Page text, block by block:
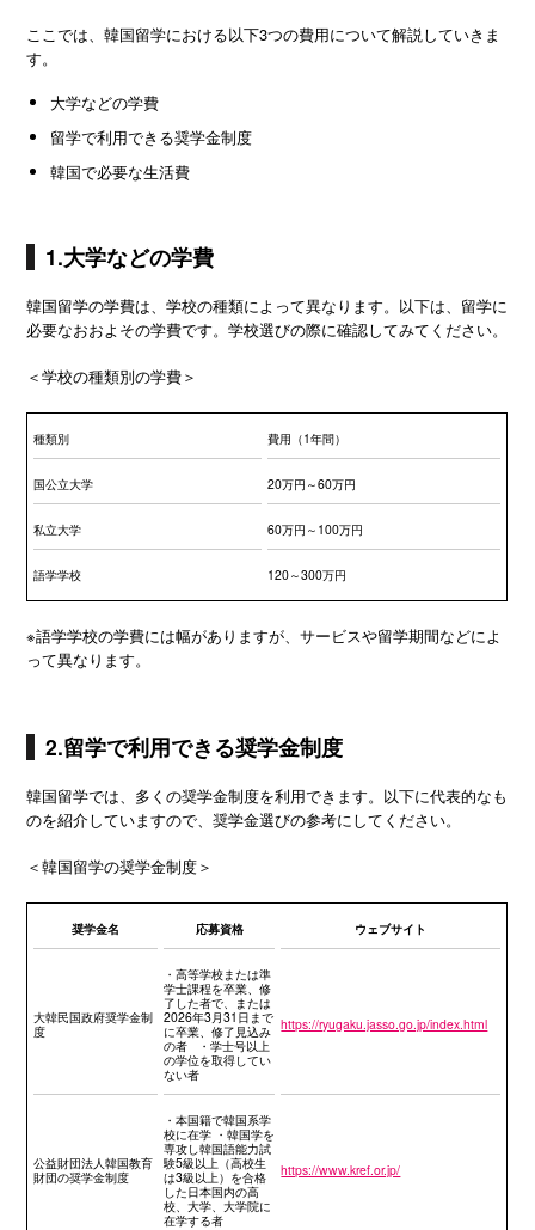
ここでは、韓国留学における以下3つの費用について解説していきま
す。
大学などの学費
留学で利用できる奨学金制度
韓国で必要な生活費
1.大学などの学費
韓国留学の学費は、学校の種類によって異なります。以下は、留学に
必要なおおよその学費です。学校選びの際に確認してみてください。
＜学校の種類別の学費＞
種類別 費用（1年間）
国公立大学 20万円～60万円
私立大学 60万円～100万円
語学学校 120～300万円
※語学学校の学費には幅がありますが、サービスや留学期間などによ
って異なります。
2.留学で利用できる奨学金制度
韓国留学では、多くの奨学金制度を利用できます。以下に代表的なも
のを紹介していますので、奨学金選びの参考にしてください。
＜韓国留学の奨学金制度＞
奨学金名 応募資格 ウェブサイト
大韓民国政府奨学金制
度
・高等学校または準
学士課程を卒業、修
了した者で、または
2026年3月31日まで
に卒業、修了見込み
の者 ・学士号以上
の学位を取得してい
ない者
https://ryugaku.jasso.go.jp/index.html
公益財団法人韓国教育
財団の奨学金制度
・本国籍で韓国系学
校に在学 ・韓国学を
専攻し韓国語能力試
験5級以上（高校生
は3級以上）を合格
した日本国内の高
校、大学、大学院に
在学する者
https://www.kref.or.jp/